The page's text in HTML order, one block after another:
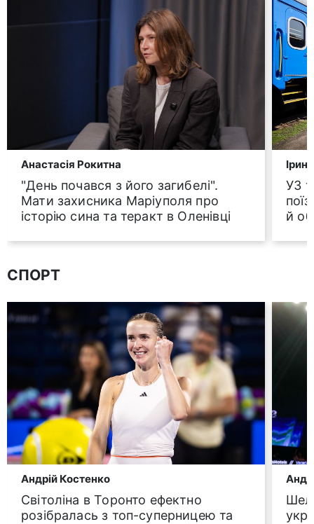
Анастасія Рокитна
"День почався з його загибелі".
Мати захисника Маріуполя про
історію сина та теракт в Оленівці
УЗ
й
СПОРТ
Андрій Костенко
Світоліна в Торонто ефектно
розібралась з топ-суперницею та